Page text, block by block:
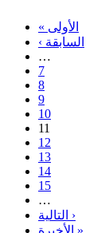
« الأولى
‹ السابقة
…
7
8
9
10
11
12
13
14
15
…
التالية ›
الأخيرة »